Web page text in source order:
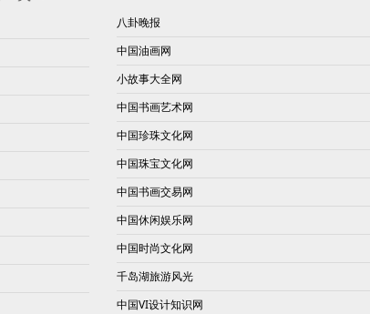
八卦晚报
中国油画网
小故事大全网
中国书画艺术网
中国珍珠文化网
中国珠宝文化网
中国书画交易网
中国休闲娱乐网
中国时尚文化网
千岛湖旅游风光
中国VI设计知识网